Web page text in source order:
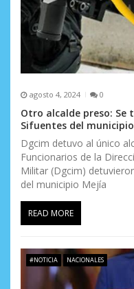
agosto 4, 2024 0
Otro alcalde preso: Se
Sifuentes del
Dgcim detuvo al único
Funcionarios de la
Militar (Dgcim)
del municipio Mejía
READ MORE
#NOTICIA NACIONALES